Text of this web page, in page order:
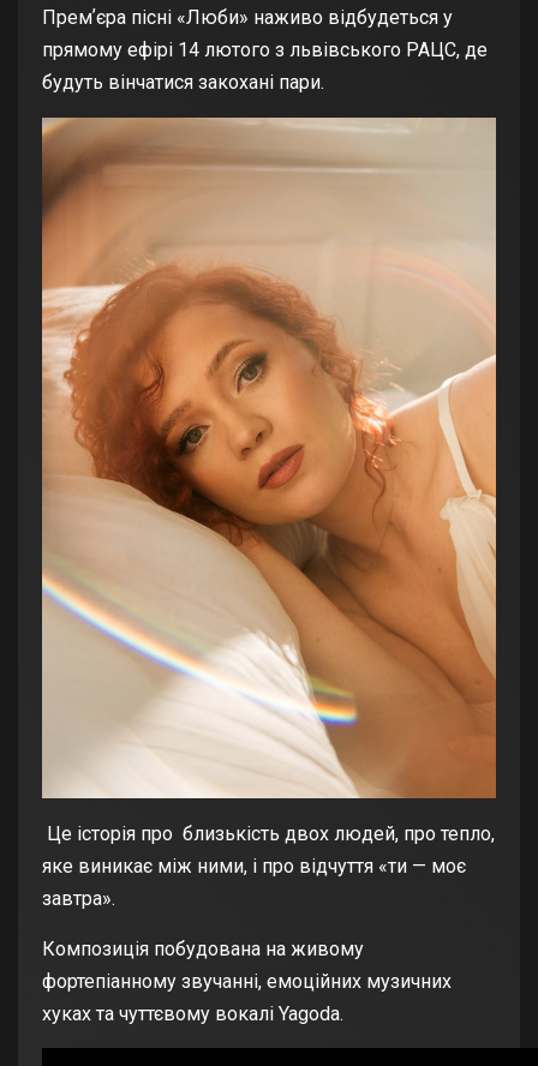
Премʼєра пісні «Люби» наживо відбудеться у
прямому ефірі 14 лютого з львівського РАЦС, де
будуть вінчатися закохані пари.
Це історія про близькість двох людей, про тепло,
яке виникає між ними, і про відчуття «ти — моє
завтра».
Композиція побудована на живому
фортепіанному звучанні, емоційних музичних
хуках та чуттєвому вокалі Yagoda.